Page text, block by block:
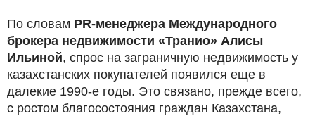
По словам PR-менеджера Международного
брокера недвижимости «Транио» Алисы
Ильиной, спрос на заграничную недвижимость у
казахстанских покупателей появился еще в
далекие 1990-е годы. Это связано, прежде всего,
с ростом благосостояния граждан Казахстана,